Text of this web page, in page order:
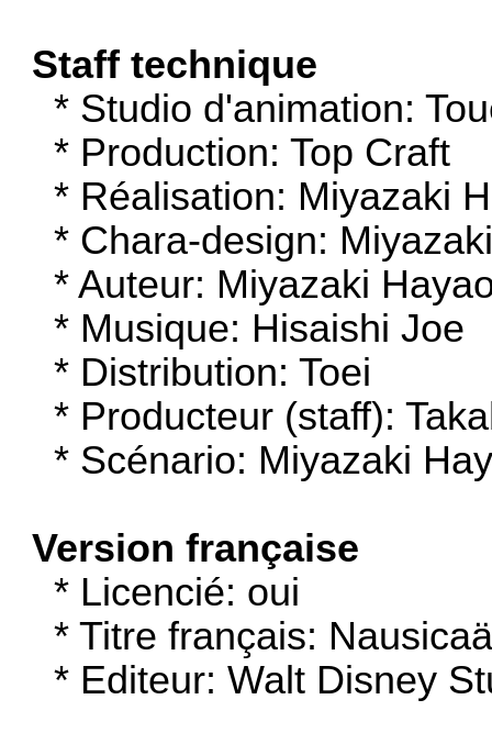
Staff technique
* Studio d'animation:
* Production: Top Craft
* Réalisation: Miyazaki
* Chara-design:
* Auteur: Miyazaki
* Musique: Hisaishi Joe
* Distribution: Toei
* Producteur (staff):
* Scénario: Miyazaki
Version française
* Licencié: oui
* Titre français:
* Editeur: Walt Disney